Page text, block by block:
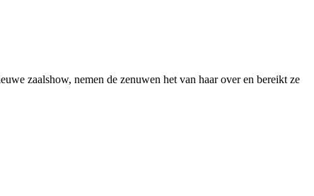
zaalshow, nemen de zenuwen het van haar over en bereikt ze